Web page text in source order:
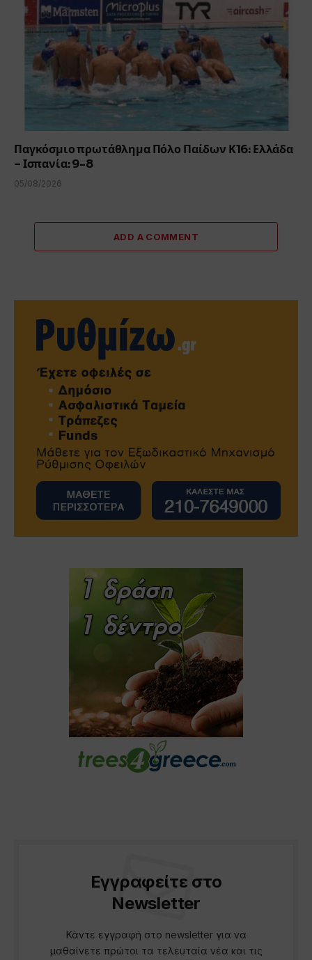
Παγκόσμιο πρωτάθλημα Πόλο Παίδων Κ16: Ελλάδα
– Ισπανία: 9-8
05/08/2026
ADD A COMMENT
Εγγραφείτε στο
Newsletter
Κάντε εγγραφή στο newsletter για να
μαθαίνετε πρώτοι τα τελευταία νέα και τις